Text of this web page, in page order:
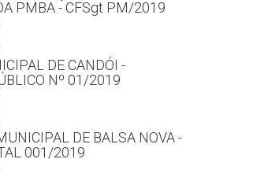
PMBA - CFSgt PM/2019
DE CANDÓI -
Nº 01/2019
DE BALSA NOVA -
001/2019